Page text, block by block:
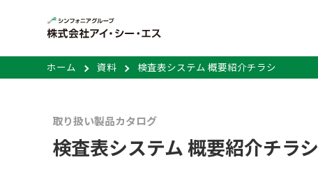
ホーム 資料 検査表システム 概要紹介チラシ
取り扱い製品カタログ
検査表システム 概要紹介チラシ